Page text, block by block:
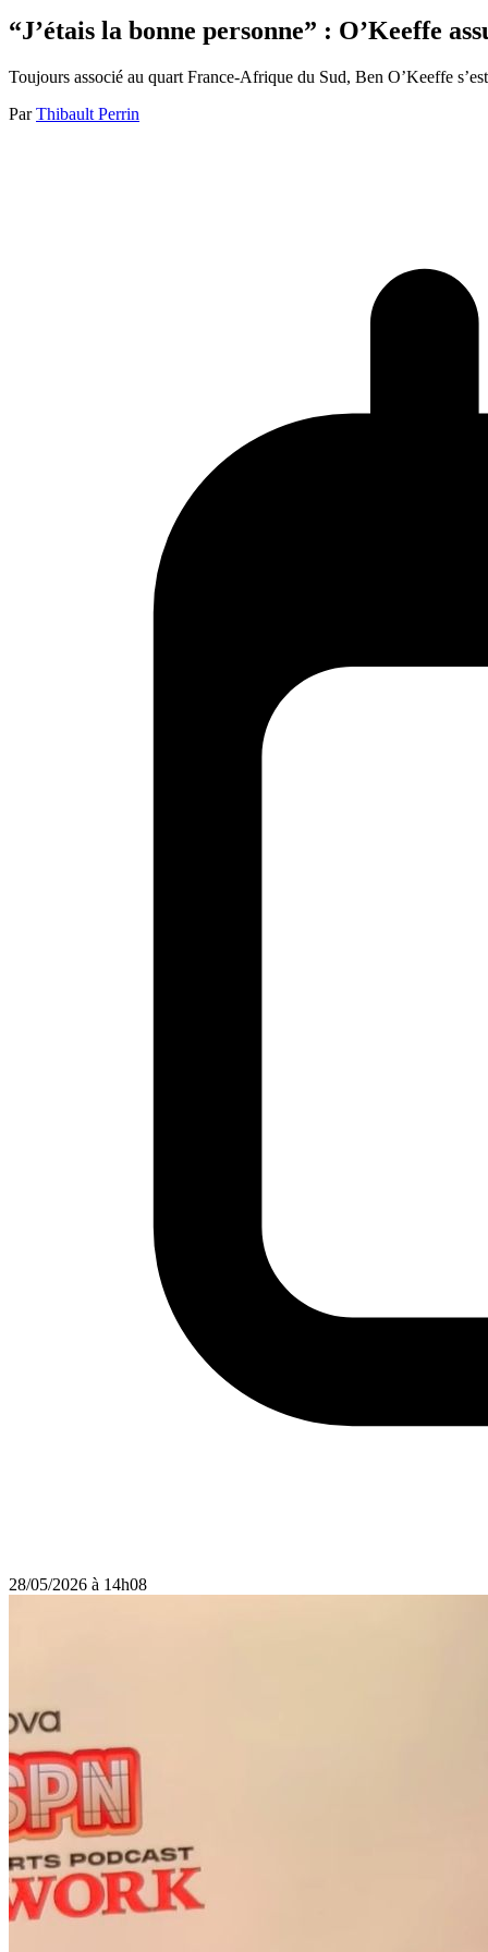
“J’étais la bonne personne” : O’Keeffe
Toujours associé au quart France-Afrique du Sud, Ben O’Keeffe
Par Thibault Perrin
28/05/2026 à 14h08